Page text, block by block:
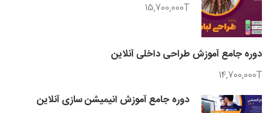
15,700,000T
دوره جامع آموزش طراحی داخلی آنلاین
14,700,000T
دوره جامع آموزش انیمیشن سازی آنلاین